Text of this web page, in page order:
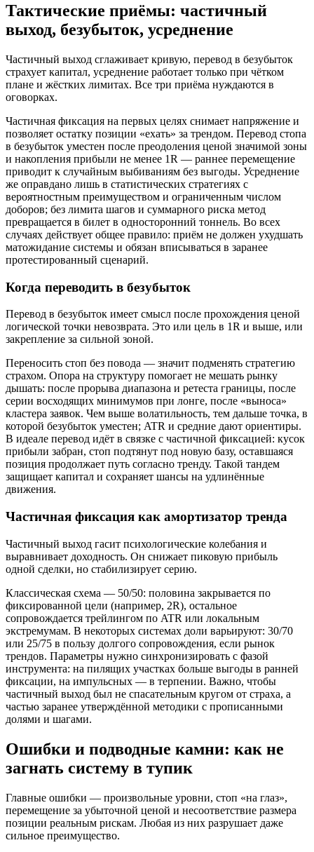
Тактические приёмы: частичный
выход, безубыток, усреднение
Частичный выход сглаживает кривую, перевод в безубыток
страхует капитал, усреднение работает только при чётком
плане и жёстких лимитах. Все три приёма нуждаются в
оговорках.
Частичная фиксация на первых целях снимает напряжение и
позволяет остатку позиции «ехать» за трендом. Перевод стопа
в безубыток уместен после преодоления ценой значимой зоны
и накопления прибыли не менее 1R — раннее перемещение
приводит к случайным выбиваниям без выгоды. Усреднение
же оправдано лишь в статистических стратегиях с
вероятностным преимуществом и ограниченным числом
доборов; без лимита шагов и суммарного риска метод
превращается в билет в односторонний тоннель. Во всех
случаях действует общее правило: приём не должен ухудшать
матожидание системы и обязан вписываться в заранее
протестированный сценарий.
Когда переводить в безубыток
Перевод в безубыток имеет смысл после прохождения ценой
логической точки невозврата. Это или цель в 1R и выше, или
закрепление за сильной зоной.
Переносить стоп без повода — значит подменять стратегию
страхом. Опора на структуру помогает не мешать рынку
дышать: после прорыва диапазона и ретеста границы, после
серии восходящих минимумов при лонге, после «выноса»
кластера заявок. Чем выше волатильность, тем дальше точка, в
которой безубыток уместен; ATR и средние дают ориентиры.
В идеале перевод идёт в связке с частичной фиксацией: кусок
прибыли забран, стоп подтянут под новую базу, оставшаяся
позиция продолжает путь согласно тренду. Такой тандем
защищает капитал и сохраняет шансы на удлинённые
движения.
Частичная фиксация как амортизатор тренда
Частичный выход гасит психологические колебания и
выравнивает доходность. Он снижает пиковую прибыль
одной сделки, но стабилизирует серию.
Классическая схема — 50/50: половина закрывается по
фиксированной цели (например, 2R), остальное
сопровождается трейлингом по ATR или локальным
экстремумам. В некоторых системах доли варьируют: 30/70
или 25/75 в пользу долгого сопровождения, если рынок
трендов. Параметры нужно синхронизировать с фазой
инструмента: на пилящих участках больше выгоды в ранней
фиксации, на импульсных — в терпении. Важно, чтобы
частичный выход был не спасательным кругом от страха, а
частью заранее утверждённой методики с прописанными
долями и шагами.
Ошибки и подводные камни: как не
загнать систему в тупик
Главные ошибки — произвольные уровни, стоп «на глаз»,
перемещение за убыточной ценой и несоответствие размера
позиции реальным рискам. Любая из них разрушает даже
сильное преимущество.